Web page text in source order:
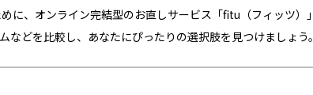
に、オンライン完結型のお直しサービス「fitu（フィッツ）」
どを比較し、あなたにぴったりの選択肢を見つけましょう。